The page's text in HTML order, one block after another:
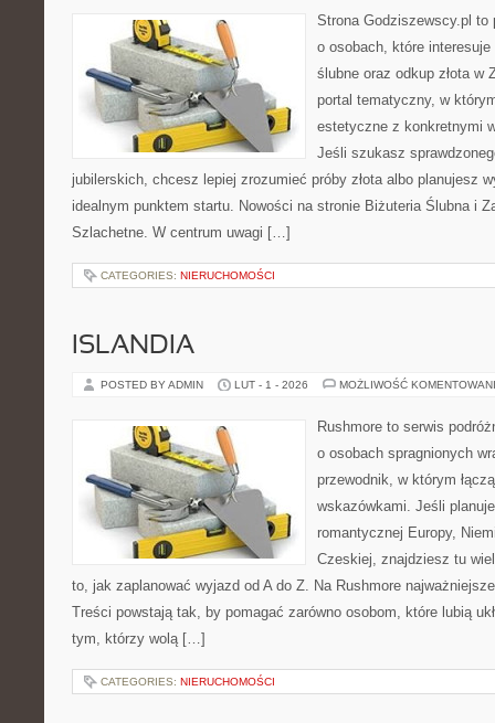
Strona Godziszewscy.pl
o osobach, które
ślubne oraz odkup złota w
portal tematyczny, w
estetyczne z konkretnymi
Jeśli szukasz
jubilerskich, chcesz lepiej zrozumieć próby złota albo planujesz
idealnym punktem startu. Nowości na stronie Biżuteria Ślubna i
Szlachetne. W centrum uwagi […]
CATEGORIES: NIERUCHOMOŚCI
ISLANDIA
POSTED BY ADMIN LUT - 1 - 2026 MOŻLIWOŚĆ
Rushmore to serwis
o osobach spragnionych
przewodnik, w którym
wskazówkami. Jeśli
romantycznej Europy,
Czeskiej, znajdziesz tu
to, jak zaplanować wyjazd od A do Z. Na Rushmore
Treści powstają tak, by pomagać zarówno osobom, które lubią
tym, którzy wolą […]
CATEGORIES: NIERUCHOMOŚCI